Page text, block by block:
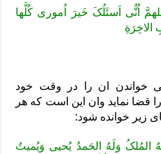
اُنُّی اَسئَلُکَ خَیرَ اُموری کُلَّها
الاخِرَةِ
خواندن ان را در وقت خود
قضا نماید وان این است که هر
زیر خوانده شود:
المُلکُ وَلَهُ الحَمدُ یُحیی وَیُمیتُ